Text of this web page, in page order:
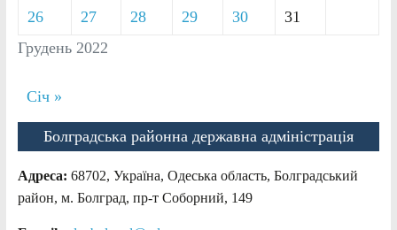
Грудень 2022
26 27 28 29 30 31
Січ »
Болградська районна державна адміністрація
Адреса: 68702, Україна, Одеська область, Болградський
район, м. Болград, пр-т Соборний, 149